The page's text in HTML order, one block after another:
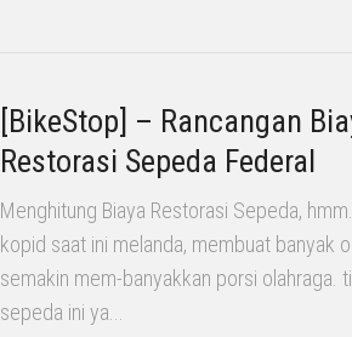
[BikeStop] – Rancangan
Restorasi Sepeda Federal
Menghitung Biaya Restorasi Sepeda,
kopid saat ini melanda, membuat banyak
semakin mem-banyakkan porsi olahraga.
sepeda ini ya...